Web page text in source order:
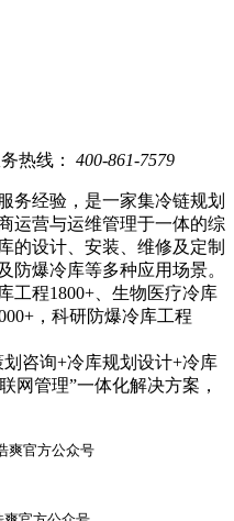
热线： 400-861-7579
务经验，是一家集冷链规划
运营与运维管理于一体的综
的设计、安装、维修及定制
防爆冷库等多种应用场景。
工程1800+、生物医疗冷库
，科研防爆冷库工程
咨询+冷库规划设计+冷库
网管理”一体化解决方案，
爽官方公众号